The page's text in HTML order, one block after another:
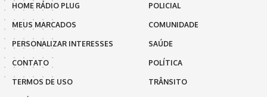
HOME RÁDIO PLUG
MEUS MARCADOS
PERSONALIZAR INTERESSES
CONTATO
TERMOS DE USO
POLICIAL
COMUNIDADE
SAÚDE
POLÍTICA
TRÂNSITO